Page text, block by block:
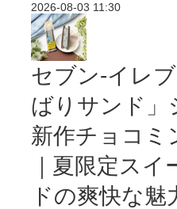
2026-08-03 11:30
セブン‐イレ
ばりサンド」
新作チョコミ
｜夏限定スイ
ドの爽快な魅